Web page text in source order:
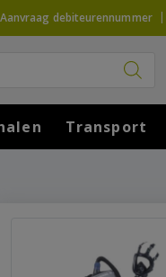
Aanvraag debiteurennummer
Transport